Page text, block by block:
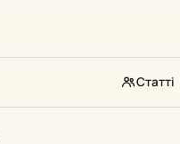
Статті